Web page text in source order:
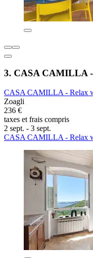
3. CASA CAMILLA
CASA CAMILLA - Relax
Zoagli
236 €
taxes et frais compris
2 sept. - 3 sept.
CASA CAMILLA - Relax